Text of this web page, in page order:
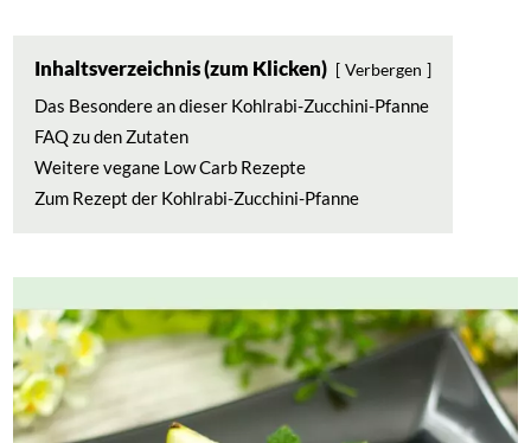
Inhaltsverzeichnis (zum Klicken) Verbergen
Das Besondere an dieser Kohlrabi-Zucchini-Pfanne
FAQ zu den Zutaten
Weitere vegane Low Carb Rezepte
Zum Rezept der Kohlrabi-Zucchini-Pfanne